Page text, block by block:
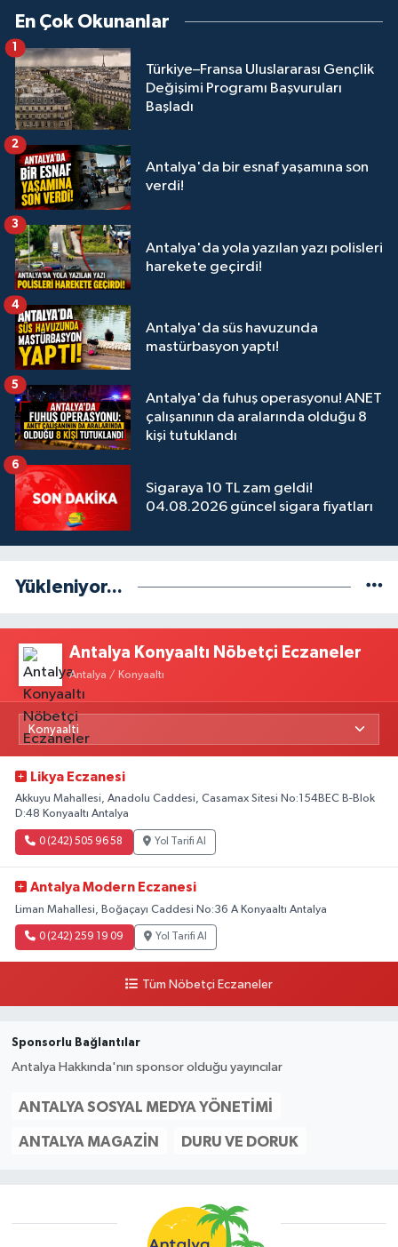
En Çok Okunanlar
Türkiye–Fransa Uluslararası Gençlik
Değişimi Programı Başvuruları
Başladı
1
Antalya'da bir esnaf yaşamına son
verdi!
2
Antalya'da yola yazılan yazı polisleri
harekete geçirdi!
3
Antalya'da süs havuzunda
mastürbasyon yaptı!
4
Antalya'da fuhuş operasyonu! ANET
çalışanının da aralarında olduğu 8
kişi tutuklandı
5
Sigaraya 10 TL zam geldi!
04.08.2026 güncel sigara fiyatları
6
Yükleniyor...
Antalya Konyaaltı Nöbetçi Eczaneler
Antalya / Konyaaltı
Likya Eczanesi
Akkuyu Mahallesi, Anadolu Caddesi, Casamax Sitesi No:154BEC B-Blok
D:48 Konyaaltı Antalya
0 (242) 505 96 58 Yol Tarifi Al
Antalya Modern Eczanesi
Liman Mahallesi, Boğaçayı Caddesi No:36 A Konyaaltı Antalya
0 (242) 259 19 09 Yol Tarifi Al
Tüm Nöbetçi Eczaneler
Sponsorlu Bağlantılar
Antalya Hakkında'nın sponsor olduğu yayıncılar
ANTALYA SOSYAL MEDYA YÖNETIMI
ANTALYA MAGAZIN DURU VE DORUK